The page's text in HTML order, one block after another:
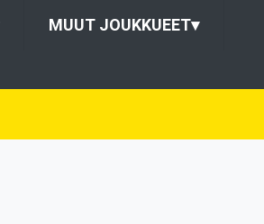
MUUT JOUKKUEET▾